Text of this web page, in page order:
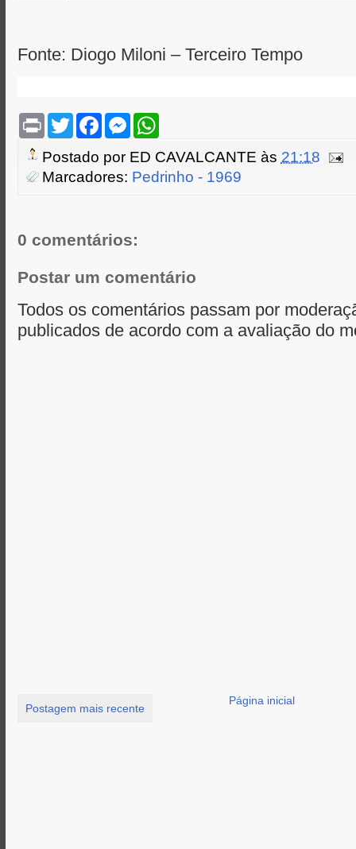
Fonte: Diogo Miloni – Terceiro Tempo
P
n
t
T
w
t
e
F
e
o
M
s
e
n
W
t
s
A
Postado por ED CAVALCANTE às 21:18
Marcadores: Pedrinho - 1969
0 comentários:
Postar um comentário
Todos os comentários passam por
publicados de acordo com a avaliação do
Postagem mais recente
Página inicial